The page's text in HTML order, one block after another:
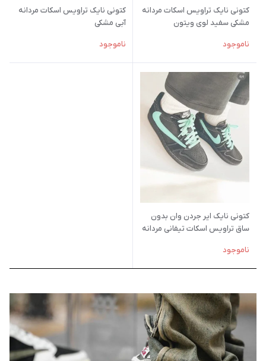
کتونی نایک تراویس اسکات مردانه
مشکی سفید لوی ویتون
ناموجود
کتونی نایک تراویس اسکات مردانه
آبی مشکی
ناموجود
کتونی نایک ایر جردن وان بدون
ساق تراویس اسکات تیفانی مردانه
ناموجود